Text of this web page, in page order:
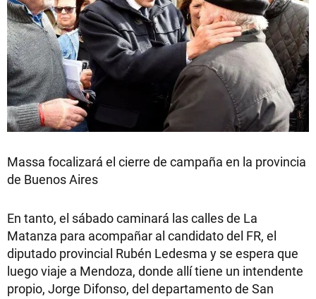
Massa focalizará el cierre de campaña en la provincia
de Buenos Aires
En tanto, el sábado caminará las calles de La
Matanza para acompañar al candidato del FR, el
diputado provincial Rubén Ledesma y se espera que
luego viaje a Mendoza, donde allí tiene un intendente
propio, Jorge Difonso, del departamento de San